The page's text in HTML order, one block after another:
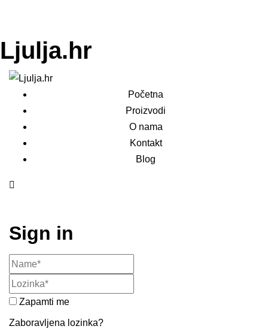
Ljulja.hr
Početna
Proizvodi
O nama
Kontakt
Blog
Sign in
Zapamti me
Zaboravljena lozinka?